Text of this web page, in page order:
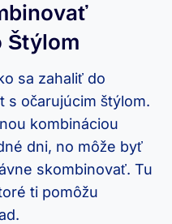
Štýlom
sa zahaliť do‍
s očarujúcim ​štýlom.
kombináciou
⁣dni, ​no môže byť⁤
skombinovať. Tu
ti pomôžu⁣